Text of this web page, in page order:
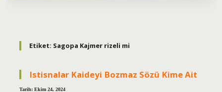
Etiket: Sagopa Kajmer rizeli mi
Istisnalar Kaideyi Bozmaz Sözü Kime Ait
Tarih: Ekim 24, 2024